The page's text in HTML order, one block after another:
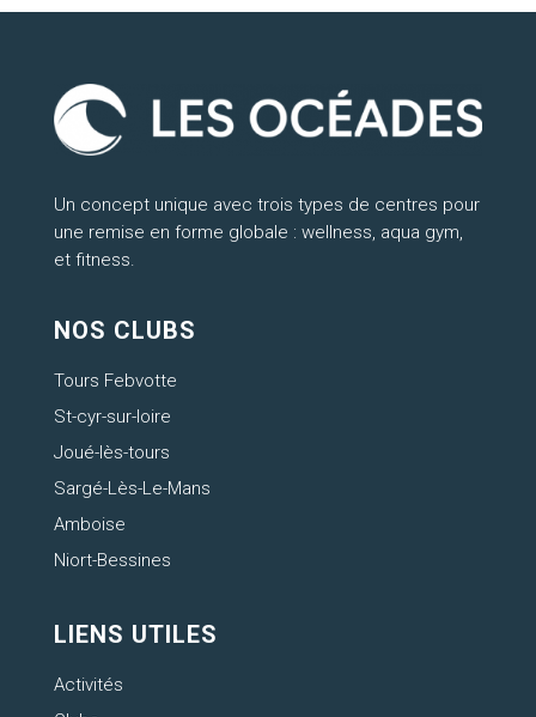
Un concept unique avec trois types de centres pour
une remise en forme globale : wellness, aqua gym,
et fitness.
NOS CLUBS
Tours Febvotte
St-cyr-sur-loire
Joué-lès-tours
Sargé-Lès-Le-Mans
Amboise
Niort-Bessines
LIENS UTILES
Activités